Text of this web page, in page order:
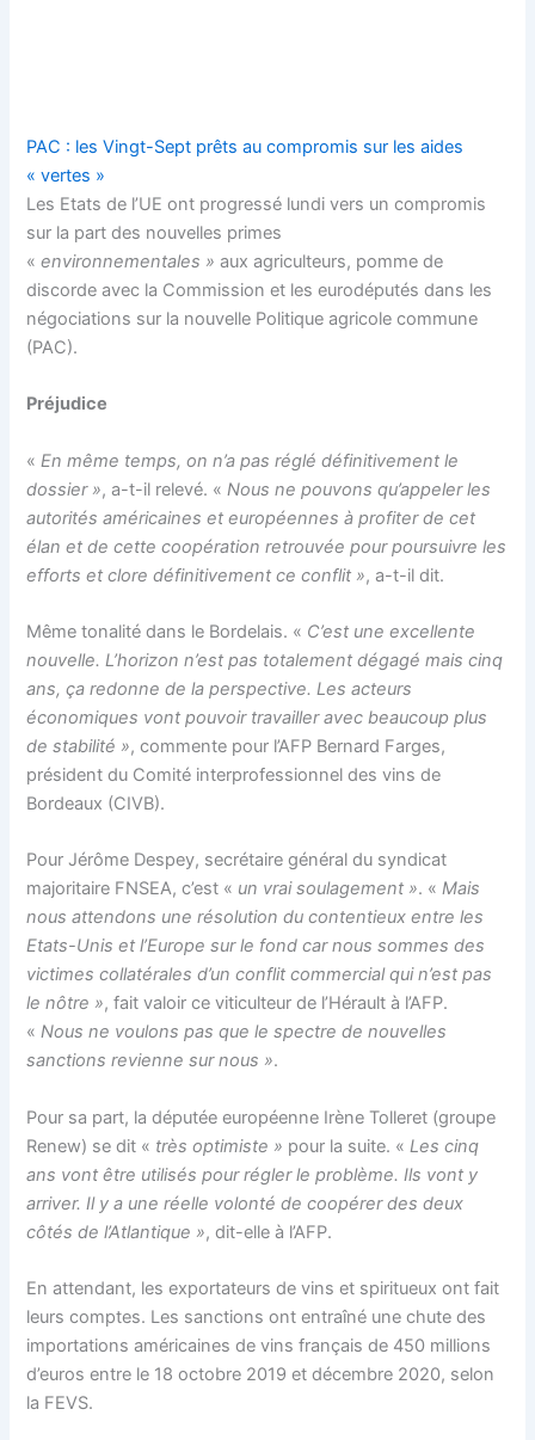
PAC : les Vingt-Sept prêts au compromis sur les aides
« vertes »
Les Etats de l’UE ont progressé lundi vers un compromis
sur la part des nouvelles primes
«environnementales » aux agriculteurs, pomme de
discorde avec la Commission et les eurodéputés dans les
négociations sur la nouvelle Politique agricole commune
(PAC).
Préjudice
«En même temps, on n’a pas réglé définitivement le
dossier », a-t-il relevé. «Nous ne pouvons qu’appeler les
autorités américaines et européennes à profiter de cet
élan et de cette coopération retrouvée pour poursuivre les
efforts et clore définitivement ce conflit », a-t-il dit.
Même tonalité dans le Bordelais. « C’est une excellente
nouvelle. L’horizon n’est pas totalement dégagé mais cinq
ans, ça redonne de la perspective. Les acteurs
économiques vont pouvoir travailler avec beaucoup plus
de stabilité », commente pour l’AFP Bernard Farges,
président du Comité interprofessionnel des vins de
Bordeaux (CIVB).
Pour Jérôme Despey, secrétaire général du syndicat
majoritaire FNSEA, c’est « un vrai soulagement ». «Mais
nous attendons une résolution du contentieux entre les
Etats-Unis et l’Europe sur le fond car nous sommes des
victimes collatérales d’un conflit commercial qui n’est pas
le nôtre », fait valoir ce viticulteur de l’Hérault à l’AFP.
«Nous ne voulons pas que le spectre de nouvelles
sanctions revienne sur nous ».
Pour sa part, la députée européenne Irène Tolleret (groupe
Renew) se dit « très optimiste » pour la suite. «Les cinq
ans vont être utilisés pour régler le problème. Ils vont y
arriver. Il y a une réelle volonté de coopérer des deux
côtés de l’Atlantique », dit-elle à l’AFP.
En attendant, les exportateurs de vins et spiritueux ont fait
leurs comptes. Les sanctions ont entraîné une chute des
importations américaines de vins français de 450 millions
d’euros entre le 18 octobre 2019 et décembre 2020, selon
la FEVS.